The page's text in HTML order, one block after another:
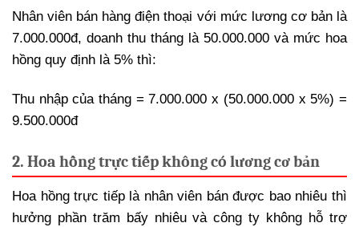
Nhân viên bán hàng điện thoại với mức lương cơ bản là
7.000.000đ, doanh thu tháng là 50.000.000 và mức hoa
hồng quy định là 5% thì:
Thu nhập của tháng = 7.000.000 x (50.000.000 x 5%) =
9.500.000đ
2. Hoa hồng trực tiếp không có lương cơ bản
Hoa hồng trực tiếp là nhân viên bán được bao nhiêu thì
hưởng phần trăm bấy nhiêu và công ty không hỗ trợ